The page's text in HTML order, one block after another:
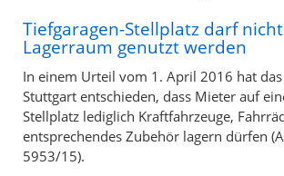
Tiefgaragen-Stellplatz darf
Lagerraum genutzt werden
In einem Urteil vom 1. April 2016 hat
Stuttgart entschieden, dass Mieter auf
Stellplatz lediglich Kraftfahrzeuge,
entsprechendes Zubehör lagern dürfen
5953/15).